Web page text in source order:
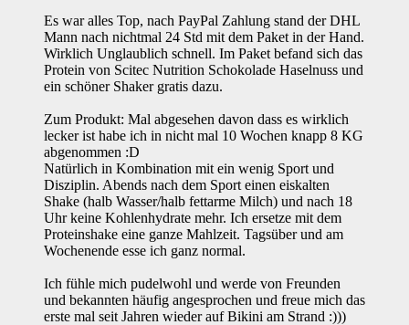
Es war alles Top, nach PayPal Zahlung stand der DHL
Mann nach nichtmal 24 Std mit dem Paket in der Hand.
Wirklich Unglaublich schnell. Im Paket befand sich das
Protein von Scitec Nutrition Schokolade Haselnuss und
ein schöner Shaker gratis dazu.
Zum Produkt: Mal abgesehen davon dass es wirklich
lecker ist habe ich in nicht mal 10 Wochen knapp 8 KG
abgenommen :D
Natürlich in Kombination mit ein wenig Sport und
Disziplin. Abends nach dem Sport einen eiskalten
Shake (halb Wasser/halb fettarme Milch) und nach 18
Uhr keine Kohlenhydrate mehr. Ich ersetze mit dem
Proteinshake eine ganze Mahlzeit. Tagsüber und am
Wochenende esse ich ganz normal.
Ich fühle mich pudelwohl und werde von Freunden
und bekannten häufig angesprochen und freue mich das
erste mal seit Jahren wieder auf Bikini am Strand :)))